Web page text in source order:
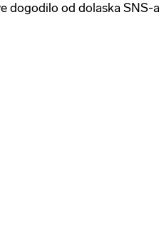
dogodilo od dolaska SNS-a